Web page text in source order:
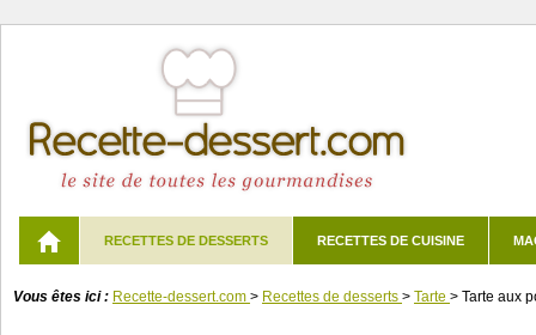
RECETTES DE DESSERTS RECETTES DE CUISINE
Vous êtes ici : Recette-dessert.com > Recettes de desserts > Tarte > Tarte aux